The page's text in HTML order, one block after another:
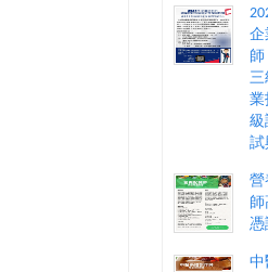
企
師
三
業
級
試
營
師
憑
中